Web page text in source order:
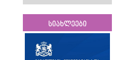
სიახლეები